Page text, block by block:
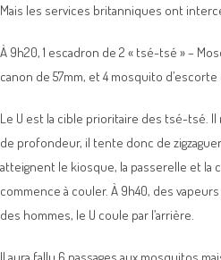
Mais les services britanniques ont
À 9h20, 1 escadron de 2 « tsé-tsé » –
canon de 57mm, et 4 mosquito
Le U est la cible prioritaire des tsé-tsé.
de profondeur, il tente donc de
atteignent le kiosque, la passerelle et la
commence à couler. À 9h40, des
des hommes, le U coule par l’arrière.